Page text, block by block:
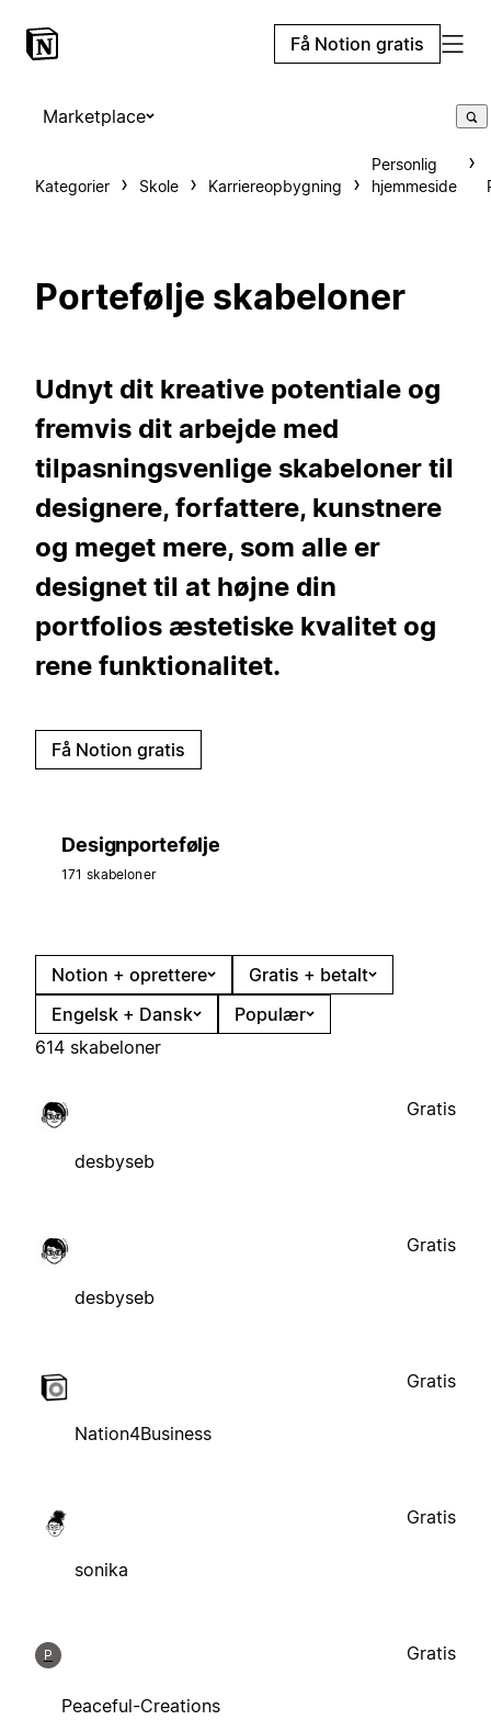
Få Notion gratis
Marketplace
Kategorier Skole Karriereopbygning
Personlig
hjemmeside
Portefølje skabeloner
Udnyt dit kreative potentiale og
fremvis dit arbejde med
tilpasningsvenlige skabeloner til
designere, forfattere, kunstnere
og meget mere, som alle er
designet til at højne din
portfolios æstetiske kvalitet og
rene funktionalitet.
Få Notion gratis
Designportefølje
171 skabeloner
Notion + oprettere
Gratis + betalt
Engelsk + Dansk
Populær
614 skabeloner
desbyseb
Gratis
desbyseb
Gratis
Nation4Business
Gratis
sonika
Gratis
P
Peaceful-Creations
Gratis